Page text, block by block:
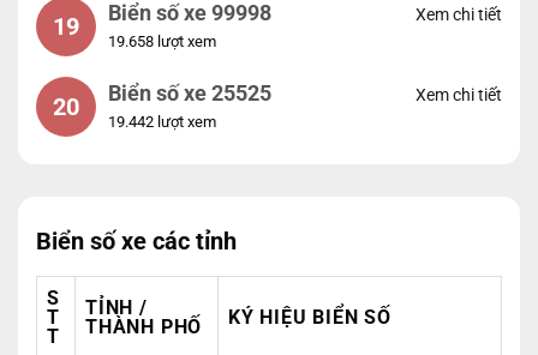
19 Biển số xe 99998
19.658 lượt xem
Xem chi tiết
20 Biển số xe 25525
19.442 lượt xem
Xem chi tiết
Biển số xe các tỉnh
S
T
T
TỈNH /
THÀNH PHỐ
KÝ HIỆU BIỂN SỐ